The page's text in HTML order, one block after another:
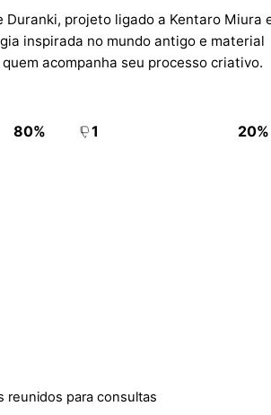
Duranki, projeto ligado a Kentaro Miura
inspirada no mundo antigo e material
acompanha seu processo criativo.
80% 1 20%
reunidos para consultas